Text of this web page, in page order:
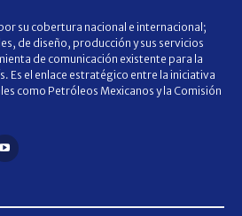
su cobertura nacional e internacional;
de diseño, producción y sus servicios
de comunicación existente para la
Es el enlace estratégico entre la iniciativa
como Petróleos Mexicanos y la Comisión